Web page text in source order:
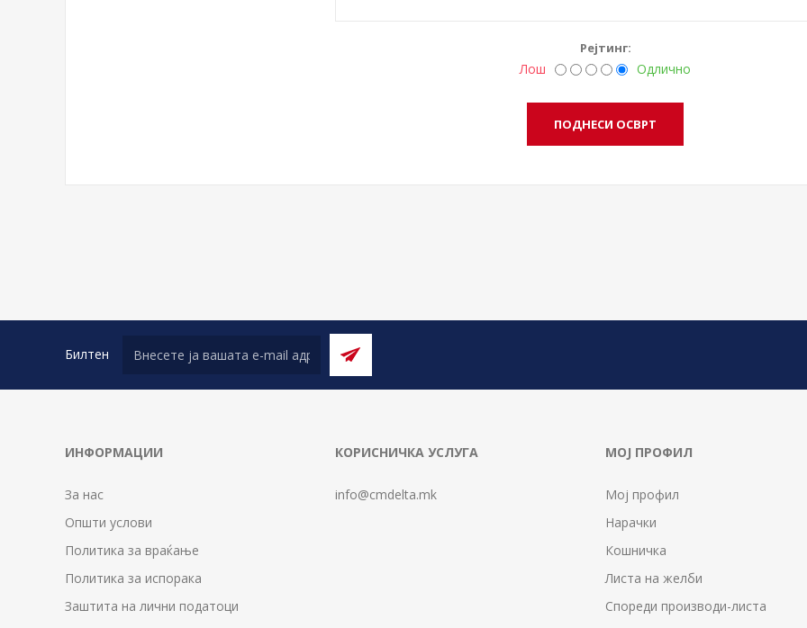
Рејтинг:
Лош Одлично
Билтен
ИНФОРМАЦИИ
За нас
Општи услови
Политика за враќање
Политика за испорака
Заштита на лични податоци
КОРИСНИЧКА УСЛУГА
info@cmdelta.mk
МОЈ ПРОФИЛ
Мој профил
Нарачки
Кошничка
Листа на желби
Спореди производи-листа